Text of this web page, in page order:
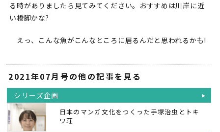
る時がありましたら見てみてください。おすすめは川岸に近
い橋脚かな?
えっ、こんな魚がこんなところに居るんだと思われるかも!
2021年07月号の他の記事を見る
シリーズ企画
日本のマンガ文化をつくった手塚治虫とトキ
ワ荘